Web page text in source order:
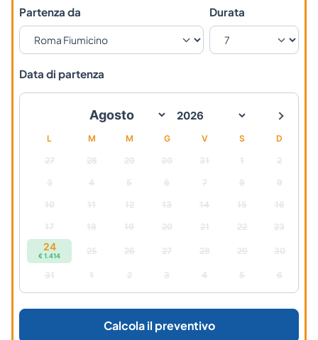
Partenza da Durata
Data di partenza
L M M G V S D
27 28 29 30 31 1 2
3 4 5 6 7 8 9
10 11 12 13 14 15 16
17 18 19 20 21 22 23
24
€ 1.414 25 26 27 28 29 30
31 1 2 3 4 5 6
Calcola il preventivo